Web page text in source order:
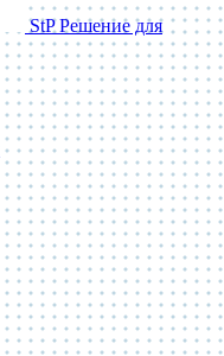
StP Решение для